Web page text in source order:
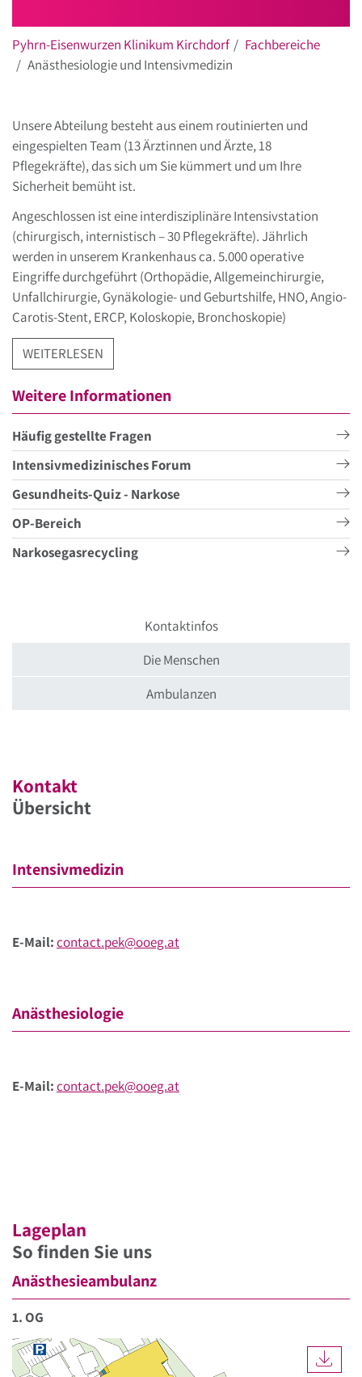
Pyhrn-Eisenwurzen Klinikum Kirchdorf
Fachbereiche
Anästhesiologie und Intensivmedizin
Unsere Abteilung besteht aus einem routinierten und
eingespielten Team (13 Ärztinnen und Ärzte, 18
Pflegekräfte), das sich um Sie kümmert und um Ihre
Sicherheit bemüht ist.
Angeschlossen ist eine interdisziplinäre Intensivstation
(chirurgisch, internistisch – 30 Pflegekräfte). Jährlich
werden in unserem Krankenhaus ca. 5.000 operative
Eingriffe durchgeführt (Orthopädie, Allgemeinchirurgie,
Unfallchirurgie, Gynäkologie- und Geburtshilfe, HNO, Angio-
Carotis-Stent, ERCP, Koloskopie, Bronchoskopie)
WEITERLESEN
Weitere Informationen
Häufig gestellte Fragen
Intensivmedizinisches Forum
Gesundheits-Quiz - Narkose
OP-Bereich
Narkosegasrecycling
Kontaktinfos
Die Menschen
Ambulanzen
Kontakt
Übersicht
Intensivmedizin
E-Mail:contact.pek@ooeg.at
Anästhesiologie
E-Mail:contact.pek@ooeg.at
Lageplan
So finden Sie uns
Anästhesieambulanz
1. OG